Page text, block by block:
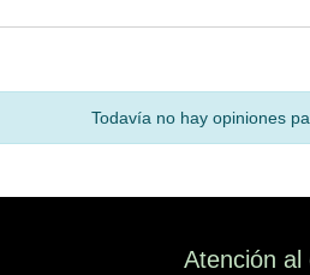
Todavía no hay opiniones
Atención al